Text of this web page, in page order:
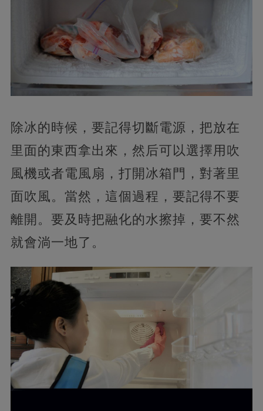
除冰的時候，要記得切斷電源，把放在
里面的東西拿出來，然后可以選擇用吹
風機或者電風扇，打開冰箱門，對著里
面吹風。當然，這個過程，要記得不要
離開。要及時把融化的水擦掉，要不然
就會淌一地了。